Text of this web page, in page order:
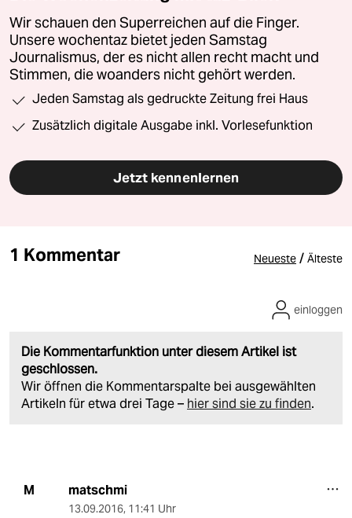
Wir schauen den Superreichen auf die Finger.
Unsere wochentaz bietet jeden Samstag
Journalismus, der es nicht allen recht macht und
Stimmen, die woanders nicht gehört werden.
Jeden Samstag als gedruckte Zeitung frei Haus
Zusätzlich digitale Ausgabe inkl. Vorlesefunktion
Jetzt kennenlernen
1 Kommentar Neueste / Älteste
Die Kommentarfunktion unter diesem Artikel ist
geschlossen.
Wir öffnen die Kommentarspalte bei ausgewählten
Artikeln für etwa drei Tage – hier sind sie zu finden.
einloggen
M matschmi
13.09.2016, 11:41 Uhr